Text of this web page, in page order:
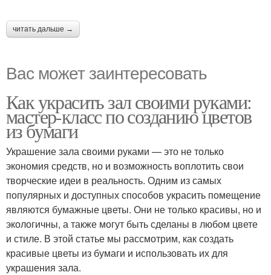
читать дальше →
Вас может заинтересовать
Как украсить зал своими руками:
мастер-класс по созданию цветов
из бумаги
Украшение зала своими руками — это не только
экономия средств, но и возможность воплотить свои
творческие идеи в реальность. Одним из самых
популярных и доступных способов украсить помещение
являются бумажные цветы. Они не только красивы, но и
экологичны, а также могут быть сделаны в любом цвете
и стиле. В этой статье мы рассмотрим, как создать
красивые цветы из бумаги и использовать их для
украшения зала.